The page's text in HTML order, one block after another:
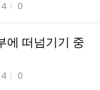
조회수
0
에 떠넘기기 중
조회수
0